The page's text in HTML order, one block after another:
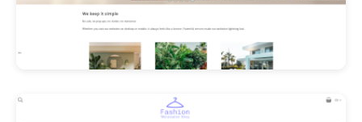
Polishangel Belgium